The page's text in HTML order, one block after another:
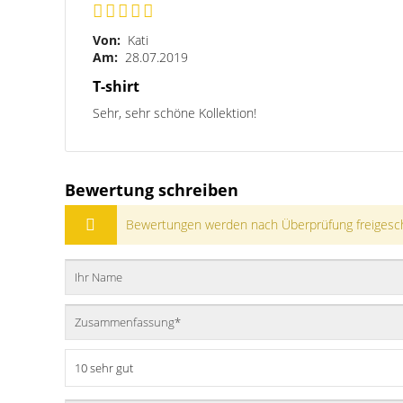
Von: Kati
Am: 28.07.2019
T-shirt
Sehr, sehr schöne Kollektion!
Bewertung schreiben
Bewertungen werden nach Überprüfung